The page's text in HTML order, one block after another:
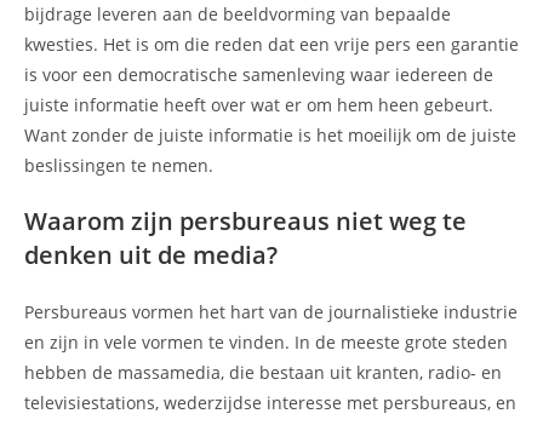
bijdrage leveren aan de beeldvorming van bepaalde
kwesties. Het is om die reden dat een vrije pers een garantie
is voor een democratische samenleving waar iedereen de
juiste informatie heeft over wat er om hem heen gebeurt.
Want zonder de juiste informatie is het moeilijk om de juiste
beslissingen te nemen.
Waarom zijn persbureaus niet weg te
denken uit de media?
Persbureaus vormen het hart van de journalistieke industrie
en zijn in vele vormen te vinden. In de meeste grote steden
hebben de massamedia, die bestaan uit kranten, radio- en
televisiestations, wederzijdse interesse met persbureaus, en